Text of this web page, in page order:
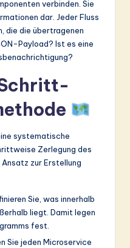
verbinden. Sie
dar. Jeder Fluss
die die übertragenen
Payload? Ist es eine
systematische
Zerlegung des
zur Erstellung
Sie, was innerhalb
liegt. Damit legen
fest.
Sie jeden Microservice